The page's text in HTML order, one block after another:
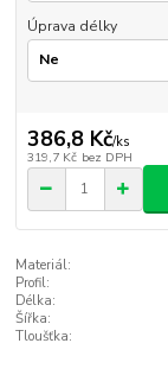
Úprava délky
386,8 Kč/ks
319,7 Kč bez DPH
Materiál:
Profil:
Délka:
Šířka:
Tloušťka: